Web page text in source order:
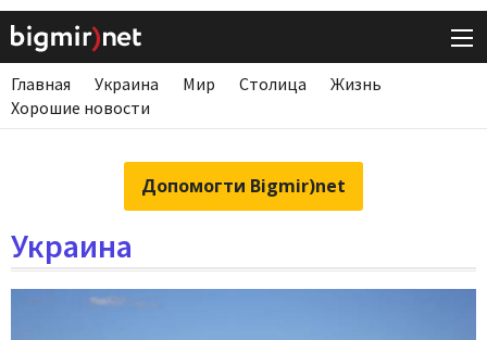
Главная Украина Мир Столица
Жизнь
Хорошие новости
Допомогти Bigmir)net
Украина